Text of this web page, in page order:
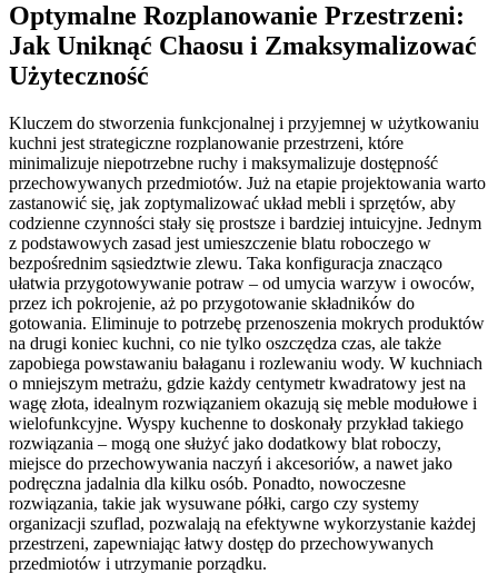
Optymalne Rozplanowanie Przestrzeni:
Jak Uniknąć Chaosu i Zmaksymalizować
Użyteczność
Kluczem do stworzenia funkcjonalnej i przyjemnej w użytkowaniu
kuchni jest strategiczne rozplanowanie przestrzeni, które
minimalizuje niepotrzebne ruchy i maksymalizuje dostępność
przechowywanych przedmiotów. Już na etapie projektowania warto
zastanowić się, jak zoptymalizować układ mebli i sprzętów, aby
codzienne czynności stały się prostsze i bardziej intuicyjne. Jednym
z podstawowych zasad jest umieszczenie blatu roboczego w
bezpośrednim sąsiedztwie zlewu. Taka konfiguracja znacząco
ułatwia przygotowywanie potraw – od umycia warzyw i owoców,
przez ich pokrojenie, aż po przygotowanie składników do
gotowania. Eliminuje to potrzebę przenoszenia mokrych produktów
na drugi koniec kuchni, co nie tylko oszczędza czas, ale także
zapobiega powstawaniu bałaganu i rozlewaniu wody. W kuchniach
o mniejszym metrażu, gdzie każdy centymetr kwadratowy jest na
wagę złota, idealnym rozwiązaniem okazują się meble modułowe i
wielofunkcyjne. Wyspy kuchenne to doskonały przykład takiego
rozwiązania – mogą one służyć jako dodatkowy blat roboczy,
miejsce do przechowywania naczyń i akcesoriów, a nawet jako
podręczna jadalnia dla kilku osób. Ponadto, nowoczesne
rozwiązania, takie jak wysuwane półki, cargo czy systemy
organizacji szuflad, pozwalają na efektywne wykorzystanie każdej
przestrzeni, zapewniając łatwy dostęp do przechowywanych
przedmiotów i utrzymanie porządku.